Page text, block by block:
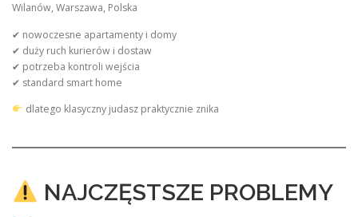
Wilanów, Warszawa, Polska
✔ nowoczesne apartamenty i domy
✔ duży ruch kurierów i dostaw
✔ potrzeba kontroli wejścia
✔ standard smart home
dlatego klasyczny judasz praktycznie znika
NAJCZĘSTSZE PROBLEMY